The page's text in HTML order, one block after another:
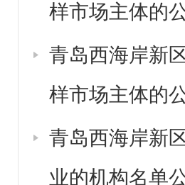
样市场主体的
青岛西海岸新
样市场主体的
青岛西海岸新
业的机构名单